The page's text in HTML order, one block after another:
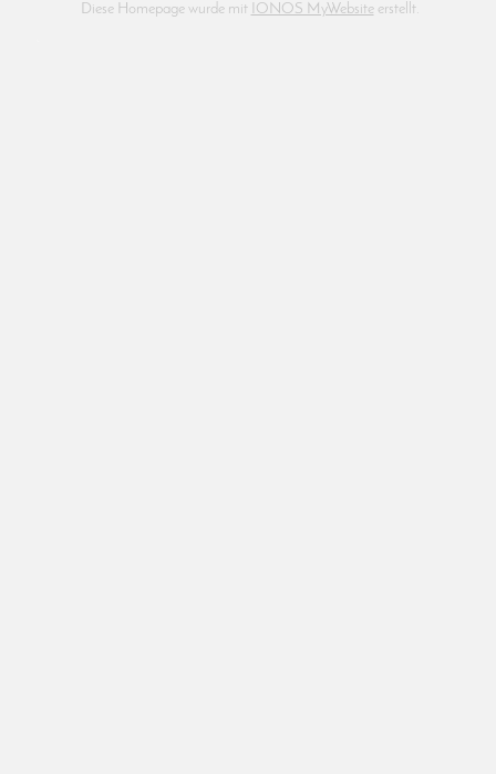
Diese Homepage wurde mit IONOS MyWebsiteerstellt.